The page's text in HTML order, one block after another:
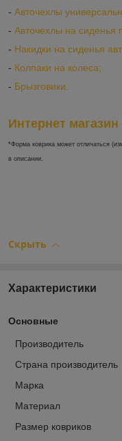
- Авточехлы
- Авточехлы на
- Накидки на сиденья
- Колпаки на колеса;
- Брызговики.
Интернет
*Форма коврика может отличаться
в описании.
Скрыть
Характеристики
Основные
Производитель
Страна производитель
Марка
Материал
Размер ковриков